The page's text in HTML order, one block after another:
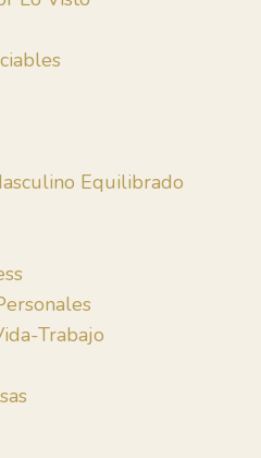
Equilibrado
Trabajo